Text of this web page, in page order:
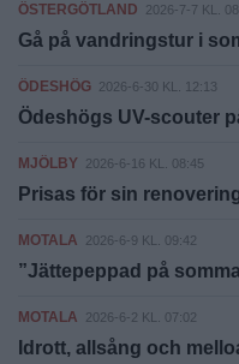
ÖSTERGÖTLAND 2026-7-7 KL.
Gå på vandringstur i
ÖDESHÖG 2026-6-30 KL. 12:13
Ödeshögs UV-scouter
MJÖLBY 2026-6-16 KL. 08:45
Prisas för sin
MOTALA 2026-6-9 KL. 09:42
”Jättepeppad på
MOTALA 2026-6-2 KL. 07:02
Idrott, allsång och